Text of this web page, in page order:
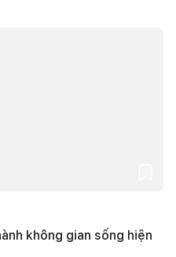
không gian sống hiện